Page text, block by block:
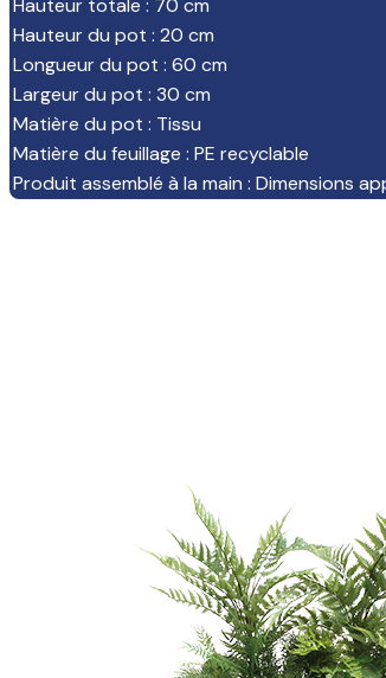
Hauteur totale : 70 cm
Hauteur du pot : 20 cm
Longueur du pot : 60 cm
Largeur du pot : 30 cm
Matière du pot : Tissu
Matière du feuillage : PE recyclable
Produit assemblé à la main : Dimensions